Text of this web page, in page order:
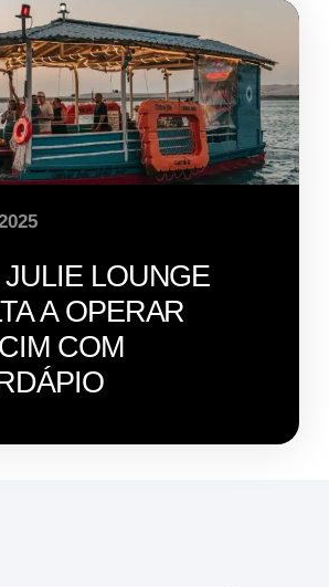
LOUNGE
A OPERAR
COM